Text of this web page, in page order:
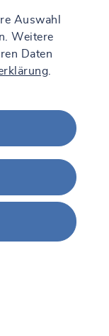
Auswahl
Weitere
Daten